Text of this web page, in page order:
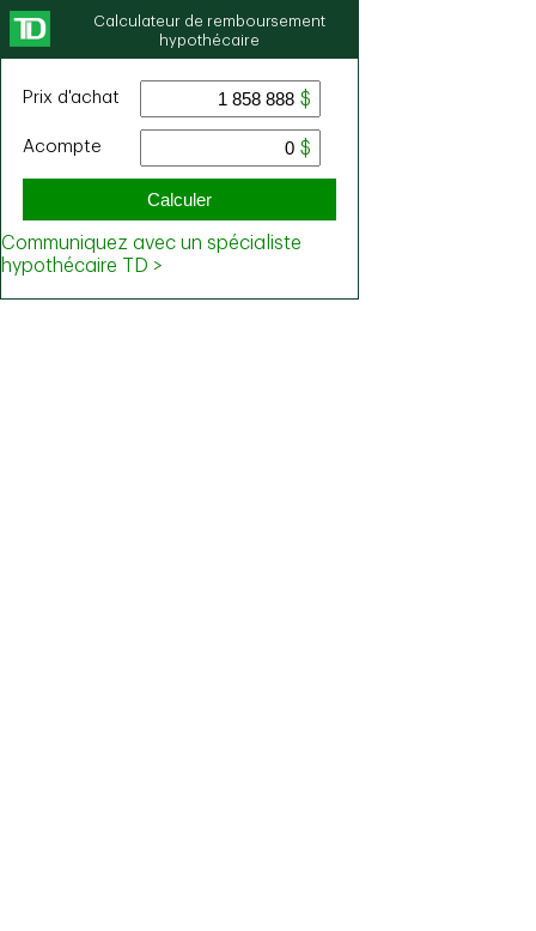
Calculateur de remboursement
hypothécaire
Prix ​​d'achat
Acompte
Calculer
Communiquez avec un spécialiste
hypothécaire TD >